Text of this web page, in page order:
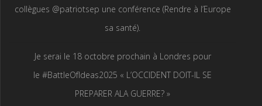
collègues @patriotsep une conférence (Rendre à l’Europe
sa santé).
Je serai le 18 octobre prochain à Londres pour
le #BattleOfIdeas2025 « L’OCCIDENT DOIT-IL SE
PREPARER ALA GUERRE? »